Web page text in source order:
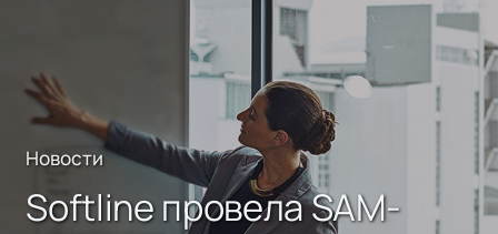
Новости
Softline провела SAM-